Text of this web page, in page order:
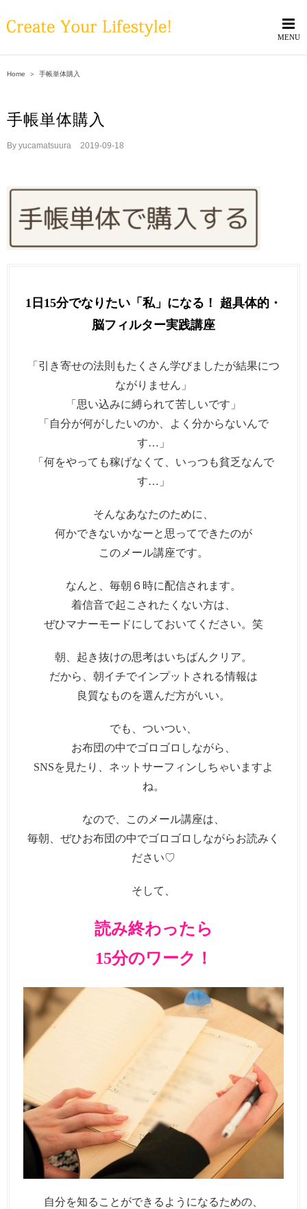
to
Home ＞ 手帳単体購入
手帳単体購入
By yucamatsuura 2019-09-18
1日15分でなりたい「私」になる！ 超具体的・
脳フィルター実践講座
「引き寄せの法則もたくさん学びましたが結果につ
ながりません」
「思い込みに縛られて苦しいです」
「自分が何がしたいのか、よく分からないんで
す…」
「何をやっても稼げなくて、いっつも貧乏なんで
す…」
そんなあなたのために、
何かできないかなーと思ってできたのが
このメール講座です。
なんと、毎朝６時に配信されます。
着信音で起こされたくない方は、
ぜひマナーモードにしておいてください。笑
朝、起き抜けの思考はいちばんクリア。
だから、朝イチでインプットされる情報は
良質なものを選んだ方がいい。
でも、ついつい、
お布団の中でゴロゴロしながら、
SNSを見たり、ネットサーフィンしちゃいますよ
ね。
なので、このメール講座は、
毎朝、ぜひお布団の中でゴロゴロしながらお読みく
ださい♡
そして、
読み終わったら
15分のワーク！
自分を知ることができるようになるための、